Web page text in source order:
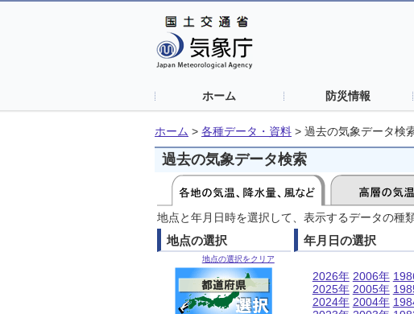
ホーム 防災情報
ホーム > 各種データ・資料 > 過去の気象データ検
過去の気象データ検索
地点と年月日時を選択して、表示するデータの種
地点の選択
地点の選択をクリア
年月日の選択
2026年
2025年
2024年
2006年
2005年
2004年